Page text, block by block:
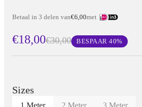
Betaal in 3 delen van€6,00met
€18,00€30,00 BESPAAR40%
Sizes
1 Meter 2 Meter 3 Meter